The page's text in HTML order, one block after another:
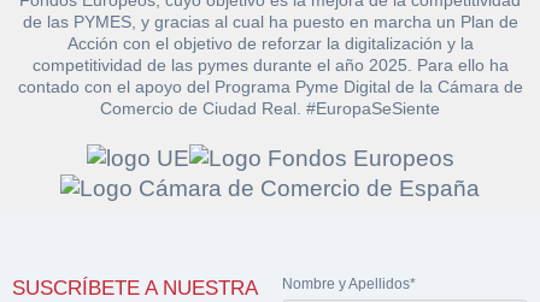
de las PYMES, y gracias al cual ha puesto en marcha un Plan de
Acción con el objetivo de reforzar la digitalización y la
competitividad de las pymes durante el año 2025. Para ello ha
contado con el apoyo del Programa Pyme Digital de la Cámara de
Comercio de Ciudad Real. #EuropaSeSiente
SUSCRÍBETE A NUESTRA
Nombre y Apellidos*
Hacer Oferta